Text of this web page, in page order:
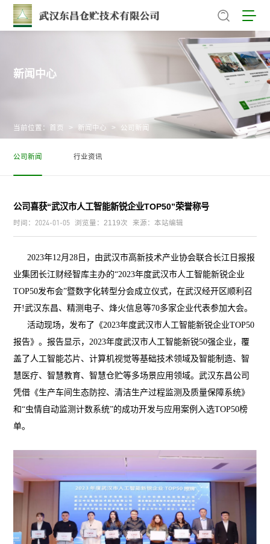
新闻中心
当前位置： 首页 > 新闻中心 > 公司新闻
公司新闻 行业资讯
公司喜获“武汉市人工智能新锐企业TOP50”荣誉称号
时间： 2024-01-05 浏览量：2119次 来源：本站编辑
2023年12月28日，由武汉市高新技术产业协会联合长江日报报
业集团长江财经智库主办的“2023年度武汉市人工智能新锐企业
TOP50发布会”暨数字化转型分会成立仪式，在武汉经开区顺利召
开!武汉东昌、精测电子、烽火信息等70多家企业代表参加大会。
活动现场，发布了《2023年度武汉市人工智能新锐企业TOP50
报告》。报告显示，2023年度武汉市人工智能新锐50强企业，覆
盖了人工智能芯片、计算机视觉等基础技术领域及智能制造、智
慧医疗、智慧教育、智慧仓贮等多场景应用领域。武汉东昌公司
凭借《生产车间生态防控、清洁生产过程监测及质量保障系统》
和“虫情自动监测计数系统”的成功开发与应用案例入选TOP50榜
单。